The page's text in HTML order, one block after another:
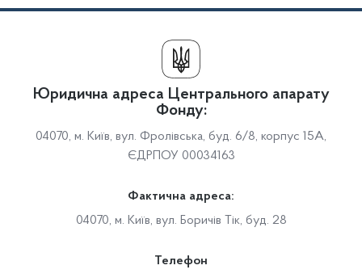
Юридична адреса Центрального апарату
Фонду:
04070, м. Київ, вул. Фролівська, буд. 6/8, корпус 15А,
ЄДРПОУ 00034163
Фактична адреса:
04070, м. Київ, вул. Боричів Тік, буд. 28
Телефон